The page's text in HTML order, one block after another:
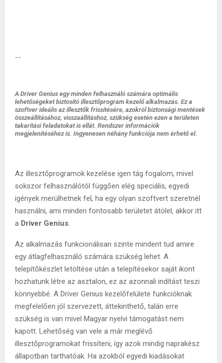
--
A Driver Genius egy minden felhasználó számára optimális
lehetőségeket biztosító illesztőprogram kezelő alkalmazás. Ez a
szoftver ideális az illesztők frissítésére, azokról biztonsági mentések
összeállításához, visszaállításhoz, szükség esetén ezen a területen
takarítási feladatokat is ellát. Rendszer információk
megjelenítéséhez is. Ingyenesen néhány funkciója nem érhető el.
Az illesztőprogramok kezelése igen tág fogalom, mivel
sokszor felhasználótól függően elég speciális, egyedi
igények merülhetnek fel, ha egy olyan szoftvert szeretnél
használni, ami minden fontosabb területet átölel, akkor itt
a Driver Genius
Az alkalmazás funkcionálisan szinte mindent tud amire
egy átlagfelhasználó számára szükség lehet. A
telepítőkészlet letöltése után a telepítésekor saját ikont
hozhatunk létre az asztalon, ez az azonnali indítást teszi
könnyebbé. A Driver Genius kezelőfelülete funkcióknak
megfelelően jól szervezett, áttekinthető, talán erre
szükség is van mivel Magyar nyelvi támogatást nem
kapott. Lehetőség van vele a már meglévő
illesztőprogramokat frissíteni, így azok mindig naprakész
állapotban tarthatóak. Ha azokból egyedi kiadásokat